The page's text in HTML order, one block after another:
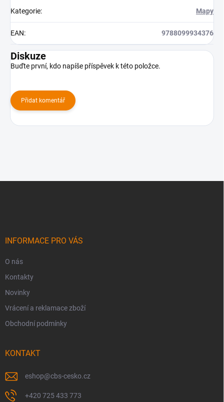
Kategorie: Mapy
EAN: 9788099934376
Diskuze
Buďte první, kdo napíše příspěvek k této položce.
Přidat komentář
INFORMACE PRO VÁS
O nás
Kontakty
Novinky
Vrácení a reklamace zboží
Obchodní podmínky
KONTAKT
eshop@cbs-cesko.cz
+420 725 433 773